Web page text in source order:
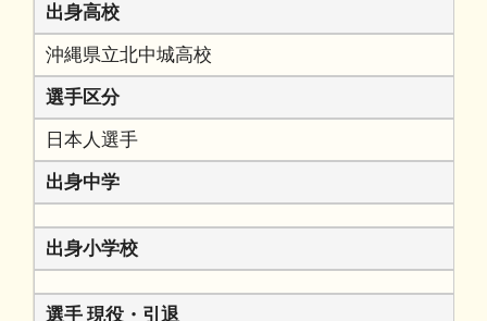
出身高校
沖縄県立北中城高校
選手区分
日本人選手
出身中学
出身小学校
選手 現役・引退